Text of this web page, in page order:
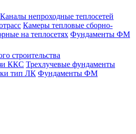
Каналы непроходные теплосетей
Камеры тепловые сборно-
на теплосетях Фундаменты ФМ
строительства
ККС Трехлучевые фундаменты
тип ЛК Фундаменты ФМ